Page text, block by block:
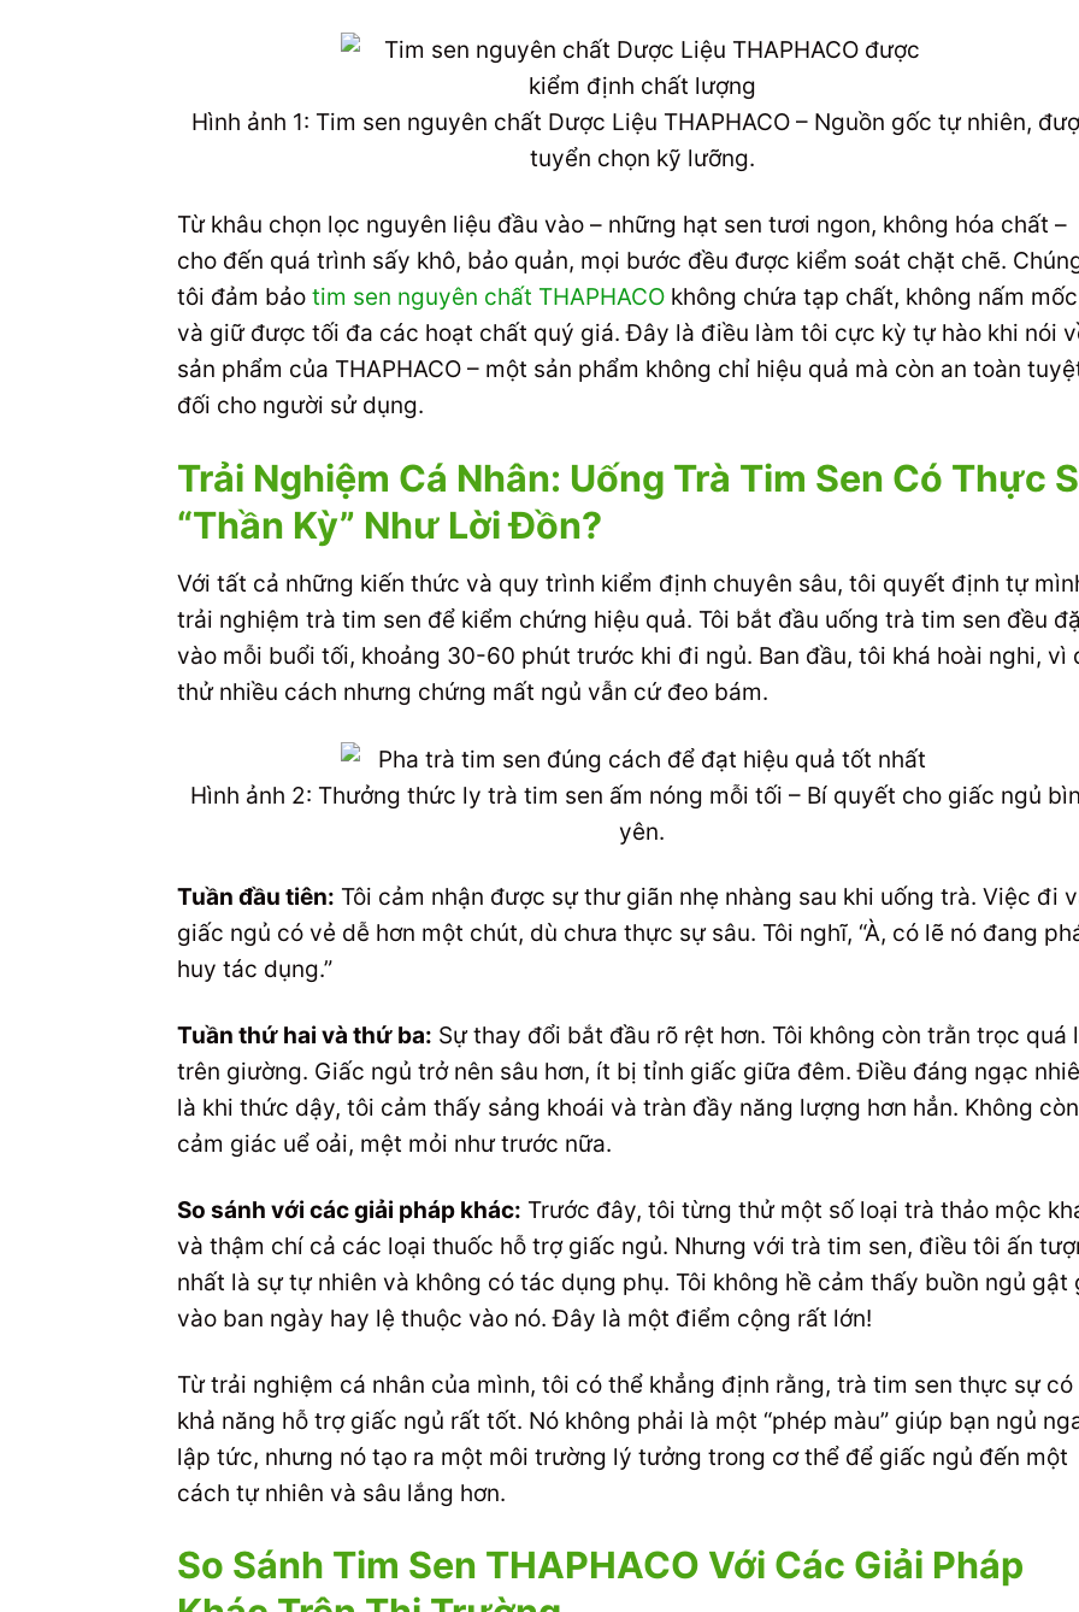
Hình ảnh 1: Tim sen nguyên chất Dược Liệu THAPHACO – Nguồn gốc tự nhiên,
tuyển chọn kỹ lưỡng.
Từ khâu chọn lọc nguyên liệu đầu vào – những hạt sen tươi ngon, không hóa chất –
cho đến quá trình sấy khô, bảo quản, mọi bước đều được kiểm soát chặt chẽ.
tôi đảm bảo tim sen nguyên chất THAPHACO không chứa tạp chất, không nấm
và giữ được tối đa các hoạt chất quý giá. Đây là điều làm tôi cực kỳ tự hào khi nói
sản phẩm của THAPHACO – một sản phẩm không chỉ hiệu quả mà còn an toàn
đối cho người sử dụng.
Trải Nghiệm Cá Nhân: Uống Trà Tim Sen Có Thực
“Thần Kỳ” Như Lời Đồn?
Với tất cả những kiến thức và quy trình kiểm định chuyên sâu, tôi quyết định tự
trải nghiệm trà tim sen để kiểm chứng hiệu quả. Tôi bắt đầu uống trà tim sen đều
vào mỗi buổi tối, khoảng 30-60 phút trước khi đi ngủ. Ban đầu, tôi khá hoài nghi, vì
thử nhiều cách nhưng chứng mất ngủ vẫn cứ đeo bám.
Hình ảnh 2: Thưởng thức ly trà tim sen ấm nóng mỗi tối – Bí quyết cho giấc ngủ
yên.
Tuần đầu tiên: Tôi cảm nhận được sự thư giãn nhẹ nhàng sau khi uống trà. Việc đi
giấc ngủ có vẻ dễ hơn một chút, dù chưa thực sự sâu. Tôi nghĩ, “À, có lẽ nó đang
huy tác dụng.”
Tuần thứ hai và thứ ba: Sự thay đổi bắt đầu rõ rệt hơn. Tôi không còn trằn trọc quá
trên giường. Giấc ngủ trở nên sâu hơn, ít bị tỉnh giấc giữa đêm. Điều đáng ngạc
là khi thức dậy, tôi cảm thấy sảng khoái và tràn đầy năng lượng hơn hẳn. Không còn
cảm giác uể oải, mệt mỏi như trước nữa.
So sánh với các giải pháp khác: Trước đây, tôi từng thử một số loại trà thảo mộc
và thậm chí cả các loại thuốc hỗ trợ giấc ngủ. Nhưng với trà tim sen, điều tôi ấn
nhất là sự tự nhiên và không có tác dụng phụ. Tôi không hề cảm thấy buồn ngủ gật
vào ban ngày hay lệ thuộc vào nó. Đây là một điểm cộng rất lớn!
Từ trải nghiệm cá nhân của mình, tôi có thể khẳng định rằng, trà tim sen thực sự có
khả năng hỗ trợ giấc ngủ rất tốt. Nó không phải là một “phép màu” giúp bạn ngủ
lập tức, nhưng nó tạo ra một môi trường lý tưởng trong cơ thể để giấc ngủ đến một
cách tự nhiên và sâu lắng hơn.
So Sánh Tim Sen THAPHACO Với Các Giải Pháp